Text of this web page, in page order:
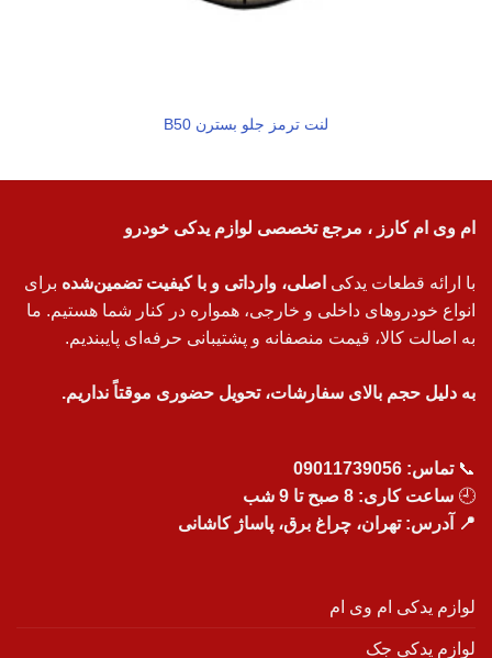
لنت ترمز جلو بسترن B50
ام وی ام کارز ، مرجع تخصصی لوازم یدکی خودرو
با ارائه قطعات یدکی اصلی، وارداتی و با کیفیت تضمین‌شده برای
انواع خودروهای داخلی و خارجی، همواره در کنار شما هستیم. ما
به اصالت کالا، قیمت منصفانه و پشتیبانی حرفه‌ای پایبندیم.
به دلیل حجم بالای سفارشات، تحویل حضوری موقتاً نداریم.
📞تماس: 09011739056
🕘 ساعت کاری: 8 صبح تا 9 شب
📍 آدرس: تهران، چراغ برق، پاساژ کاشانی
لوازم یدکی ام وی ام
لوازم یدکی جک